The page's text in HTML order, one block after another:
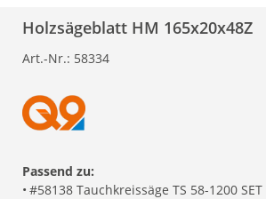
Holzsägeblatt HM 165x20x48Z
Art.-Nr.: 58334
Passend zu:
• #58138 Tauchkreissäge TS 58-1200 SET